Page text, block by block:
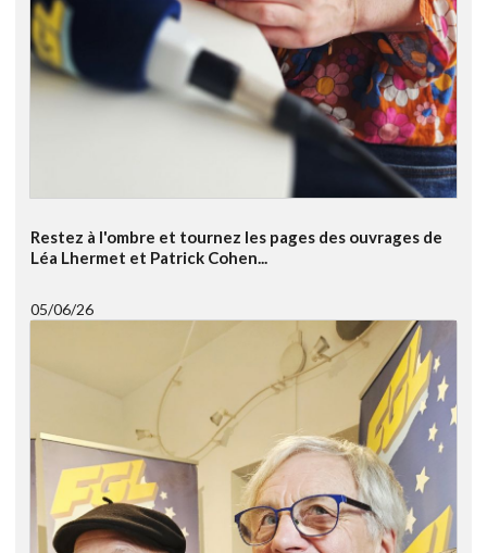
Restez à l'ombre et tournez les pages des ouvrages de
Léa Lhermet et Patrick Cohen...
05/06/26